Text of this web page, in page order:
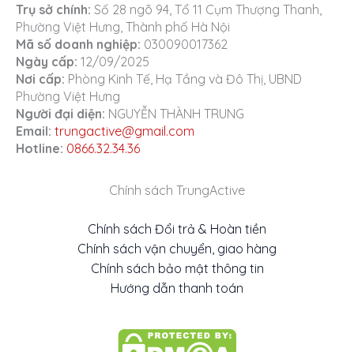
Trụ sở chính: Số 28 ngõ 94, Tổ 11 Cụm Thượng Thanh,
Phường Việt Hưng, Thành phố Hà Nội
Mã số doanh nghiệp: 030090017362
Ngày cấp: 12/09/2025
Nơi cấp: Phòng Kinh Tế, Hạ Tầng và Đô Thị, UBND
Phường Việt Hưng
Người đại diện: NGUYỄN THÀNH TRUNG
Email: trungactive@gmail.com
Hotline: 0866.32.34.36
Chính sách TrungActive
Chính sách Đổi trả & Hoàn tiền
Chính sách vận chuyển, giao hàng
Chính sách bảo mật thông tin
Hướng dẫn thanh toán